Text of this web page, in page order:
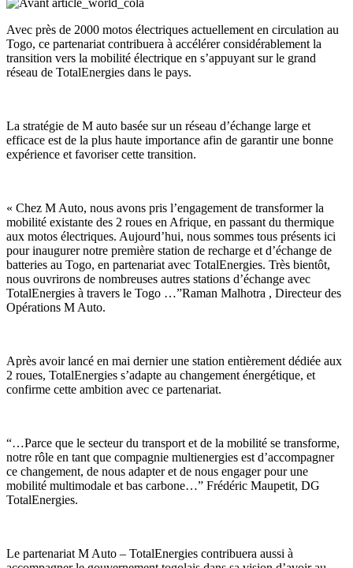
Avec près de 2000 motos électriques actuellement en circulation au
Togo, ce partenariat contribuera à accélérer considérablement la
transition vers la mobilité électrique en s’appuyant sur le grand
réseau de TotalEnergies dans le pays.
La stratégie de M auto basée sur un réseau d’échange large et
efficace est de la plus haute importance afin de garantir une bonne
expérience et favoriser cette transition.
« Chez M Auto, nous avons pris l’engagement de transformer la
mobilité existante des 2 roues en Afrique, en passant du thermique
aux motos électriques. Aujourd’hui, nous sommes tous présents ici
pour inaugurer notre première station de recharge et d’échange de
batteries au Togo, en partenariat avec TotalEnergies. Très bientôt,
nous ouvrirons de nombreuses autres stations d’échange avec
TotalEnergies à travers le Togo …”Raman Malhotra , Directeur des
Opérations M Auto.
Après avoir lancé en mai dernier une station entièrement dédiée aux
2 roues, TotalEnergies s’adapte au changement énergétique, et
confirme cette ambition avec ce partenariat.
“…Parce que le secteur du transport et de la mobilité se transforme,
notre rôle en tant que compagnie multienergies est d’accompagner
ce changement, de nous adapter et de nous engager pour une
mobilité multimodale et bas carbone…” Frédéric Maupetit, DG
TotalEnergies.
Le partenariat M Auto – TotalEnergies contribuera aussi à